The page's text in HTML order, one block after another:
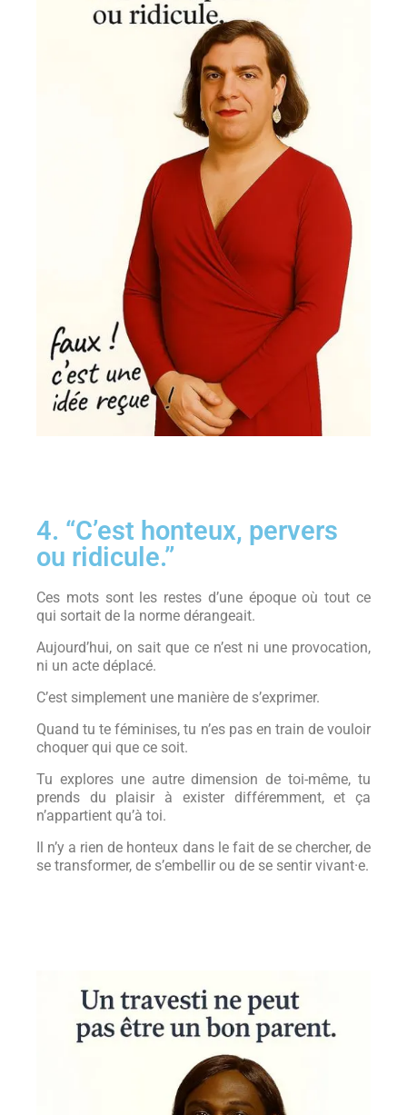
4. “C’est honteux, pervers
ou ridicule.”
Ces mots sont les restes d’une époque où tout ce
qui sortait de la norme dérangeait.
Aujourd’hui, on sait que ce n’est ni une provocation,
ni un acte déplacé.
C’est simplement une manière de s’exprimer.
Quand tu te féminises, tu n’es pas en train de vouloir
choquer qui que ce soit.
Tu explores une autre dimension de toi-même, tu
prends du plaisir à exister différemment, et ça
n’appartient qu’à toi.
Il n’y a rien de honteux dans le fait de se chercher, de
se transformer, de s’embellir ou de se sentir vivant·e.